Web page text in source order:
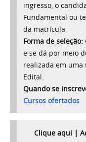
ingresso, o
Fundamental ou
da matrícula
Forma de seleção:
e se dá por meio
realizada em uma
Edital.
Quando se
Cursos ofertados
Clique aqui |